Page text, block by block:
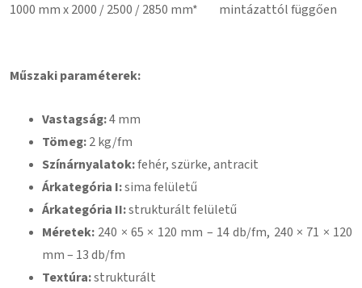
1000 mm x 2000 / 2500 / 2850 mm*
mintázattól függően
Műszaki paraméterek:
Vastagság:4 mm
Tömeg:2 kg/fm
Színárnyalatok:fehér, szürke, antracit
Árkategória I:sima felületű
Árkategória II:strukturált felületű
Méretek: 240 × 65 × 120 mm – 14 db/fm, 240 × 71 × 120
mm – 13 db/fm
Textúra:strukturált